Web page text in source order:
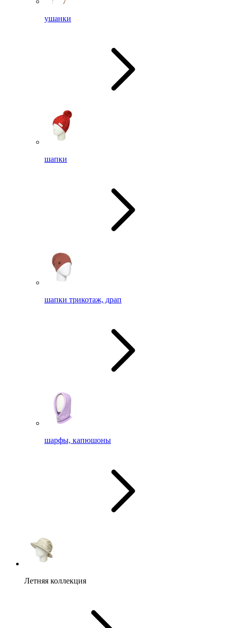
ушанки
шапки
шапки трикотаж, драп
шарфы, капюшоны
Летняя коллекция